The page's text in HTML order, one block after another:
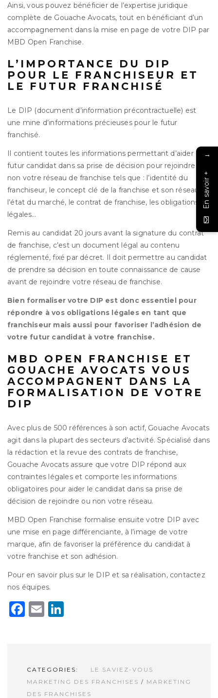
Ainsi, vous pouvez bénéficier de l’expertise juridique
complète de Gouache Avocats, tout en bénéficiant d’un
accompagnement dans la mise en page de votre DIP par
MBD Open Franchise.
L’IMPORTANCE DU DIP
POUR LE FRANCHISEUR ET
LE FUTUR FRANCHISÉ
Le DIP (document d’information précontractuelle) est
une mine d’informations précieuses pour le futur
franchisé.
Il contient toutes les informations permettant d’aider le
futur candidat dans sa prise de décision pour rejoindre ou
non votre réseau de franchise tels que : l’identité du
franchiseur, le concept clé de la franchise et son réseau,
l’état du marché, le contrat de franchise, les obligations
légales…
Remis au candidat 20 jours avant la signature du contrat
de franchise, c’est un document légal au contenu
réglementé, fixé par décret. Il doit permettre au candidat
de prendre sa décision en toute connaissance de cause
avant de rejoindre votre réseau de franchise.
Bien formaliser votre DIP est donc essentiel pour
répondre à vos obligations légales en tant que
franchiseur mais aussi pour favoriser l’adhésion de
votre futur candidat à votre franchise.
MBD OPEN FRANCHISE ET
GOUACHE AVOCATS VOUS
ACCOMPAGNENT DANS LA
FORMALISATION DE VOTRE
DIP
Avec plus de 500 références à son actif, Gouache Avocats
agit dans la plupart des secteurs d’activité. Spécialisé dans
la rédaction et la revue des contrats de franchise,
Gouache Avocats assure que votre DIP répond aux
contraintes légales et comporte les informations
obligatoires pour aider le candidat dans sa prise de
décision de rejoindre ou non votre réseau.
MBD Open Franchise formalise ensuite votre DIP avec
une mise en page différenciante, à l’image de votre
marque, afin de favoriser la préférence du candidat à
votre franchise et son adhésion.
Pour en savoir plus sur le DIP et sa réalisation, contactez
nos équipes.
Facebook
Email
CATEGORIES:
LE SAVIEZ-VOUS
MARKETING DES FRANCHISES / MARKETING
DES FRANCHISES
→
En savoir +